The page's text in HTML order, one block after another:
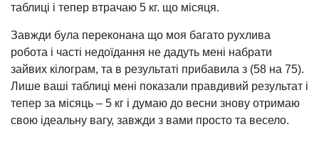
таблиці і тепер втрачаю 5 кг. що місяця.
Завжди була переконана що моя багато рухлива
робота і часті недоїдання не дадуть мені набрати
зайвих кілограм, та в результаті прибавила з (58 на 75).
Лише ваші таблиці мені показали правдивий результат і
тепер за місяць – 5 кг і думаю до весни знову отримаю
свою ідеальну вагу, завжди з вами просто та весело.